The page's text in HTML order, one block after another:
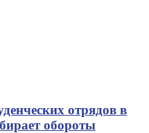
отрядов в
обороты